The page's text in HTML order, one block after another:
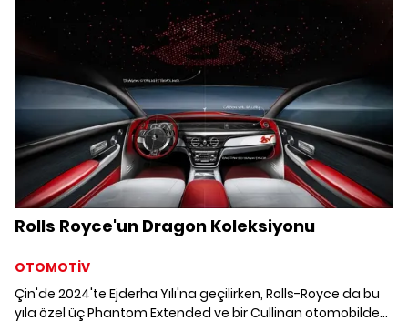
Rolls Royce'un Dragon Koleksiyonu
OTOMOTİV
Çin'de 2024'te Ejderha Yılı'na geçilirken, Rolls-Royce da bu
yıla özel üç Phantom Extended ve bir Cullinan otomobilden